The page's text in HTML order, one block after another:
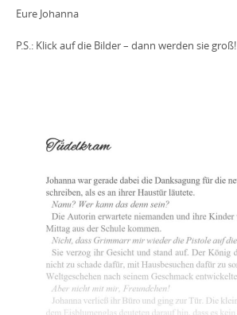
Eure Johanna
P.S.: Klick auf die Bilder – dann werden sie groß!